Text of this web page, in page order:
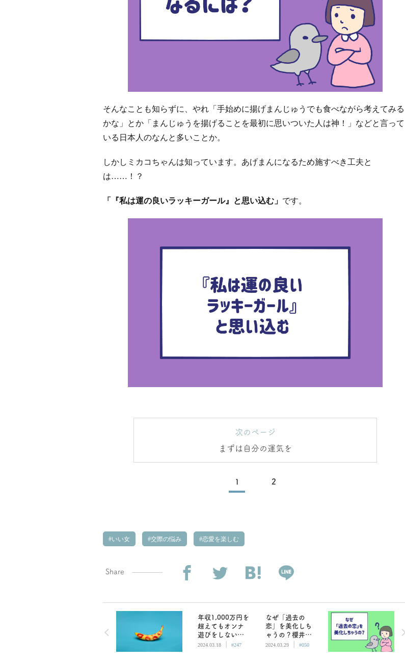
そんなことも知らずに、やれ「手始めに揚げまんじゅうでも食べながら考えてみる
かな」とか「まんじゅうを揚げることを最初に思いついた人は神！」などと言って
いる日本人のなんと多いことか。
しかしミカコちゃんは知っています。あげまんになるため施すべき工夫と
は……！？
「『私は運の良いラッキーガール』と思い込む」 です。
次のページ
まずは自分の運気を
1 2
いい女 交際の悩み 恋愛を楽しむ
Share
年収1,000万円を
超えてもオンナ
遊びをしない男
性は「超インド
2024.03.18 | #247
なぜ「過去の
恋」を美化しち
ゃうの？櫻井翔
と出会えば忘れ
2024.03.29 | #050